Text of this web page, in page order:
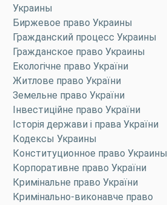
Украины
Биржевое право Украины
Гражданский процесс Украины
Гражданское право Украины
Екологічне право України
Житлове право України
Земельне право України
Інвестиційне право України
Історія держави і права України
Кодексы Украины
Конституционное право Украины
Корпоративне право України
Кримінальне право України
Кримінально-виконавче право